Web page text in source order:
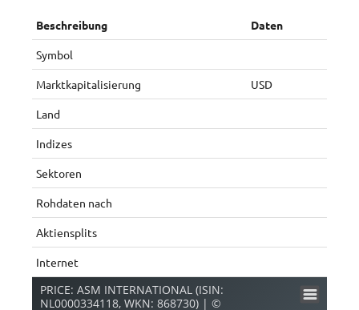
Beschreibung Daten
Symbol
Marktkapitalisierung USD
Land
Indizes
Sektoren
Rohdaten nach
Aktiensplits
Internet
PRICE: ASM INTERNATIONAL (ISIN:
NL0000334118, WKN: 868730) | ©